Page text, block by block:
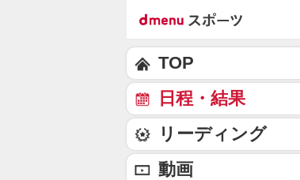
TOP
日程・結果
リーディング
動画